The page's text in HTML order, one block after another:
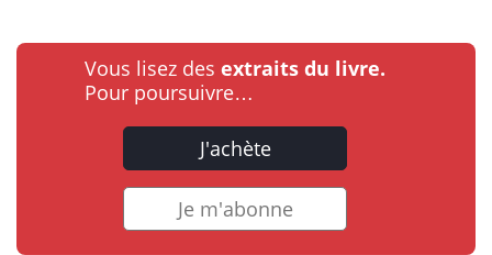
Vous lisez des extraits du livre.
Pour poursuivre…
J'achète
Je m'abonne